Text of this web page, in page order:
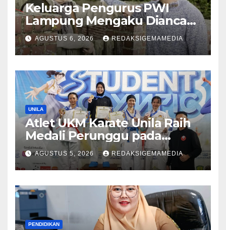
Keluarga Pengurus PWI
Lampung Mengaku Diancam
Tetangga, Terpaksa
Mengungsi Dini Hari
AGUSTUS 6, 2026 REDAKSIGEMAMEDIA
UNILA
Atlet UKM Karate Unila Raih
Medali Perunggu pada
Lampung Student Olympic
AGUSTUS 5, 2026 REDAKSIGEMAMEDIA
PENDIDIKAN